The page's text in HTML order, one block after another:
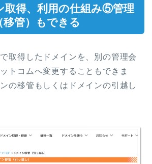
取得、利用の仕組み⑤管理
管）もできる
取得したドメインを、別の管理会
トコムへ変更することもできま
の移管もしくはドメインの引越し